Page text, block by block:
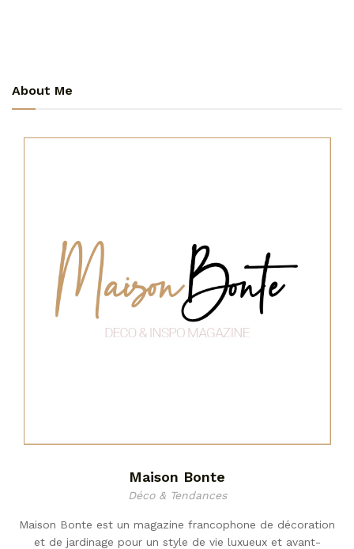
About Me
Maison Bonte
Déco & Tendances
Maison Bonte est un magazine francophone de décoration
et de jardinage pour un style de vie luxueux et avant-